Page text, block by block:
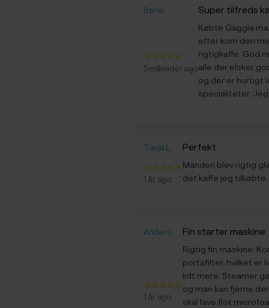
Stine
5 måneder ago
Super tilfreds
Købte Gaggia
efter kom den
rigtigkaffe. God
alle der elsker
og der er hurtigt
specialiteter.
Tanja L.
1 år ago
Perfekt
Manden blev rigtig
det kaffe jeg tilkøbte.
Anders
1 år ago
Fin starter maskine
Rigtig fin maskine.
portafilter, hvilket er
lidt mere. Steamer
og man kan fjerne
skal lave flot